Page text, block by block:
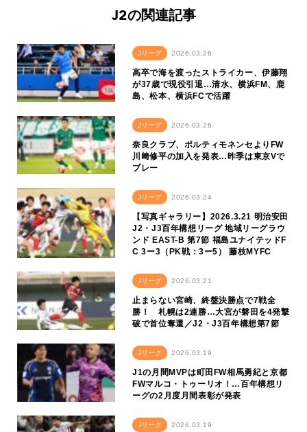
J2の関連記事
Jリーグ 2026.03.26
高卒で海を渡ったストライカー、伊藤翔
が37歳で現役引退…清水、横浜FM、鹿
島、松本、横浜FCで活躍
Jリーグ 2026.03.26
奈良クラブ、ポルティモネンセよりFW
川﨑修平の加入を発表…昨季は東京Vで
プレー
Jリーグ 2026.03.24
【写真ギャラリー】2026.3.21 明治安田
J2・J3百年構想リーグ 地域リーグラウ
ンド EAST-B 第7節 福島ユナイテッドF
C 3ー3（PK戦：3ー5） 藤枝MYFC
Jリーグ 2026.03.21
止まらない宮崎、終盤決勝点で7戦全
勝！ 札幌は2連勝…大宮が磐田を4発撃
破で首位奪還／J2・J3百年構想第7節
Jリーグ 2026.03.19
J1の月間MVPは町田FW相馬勇紀と京都
FWマルコ・トゥーリオ！…百年構想リ
ーグの2月度月間表彰が発表
Jリーグ 2026.03.19